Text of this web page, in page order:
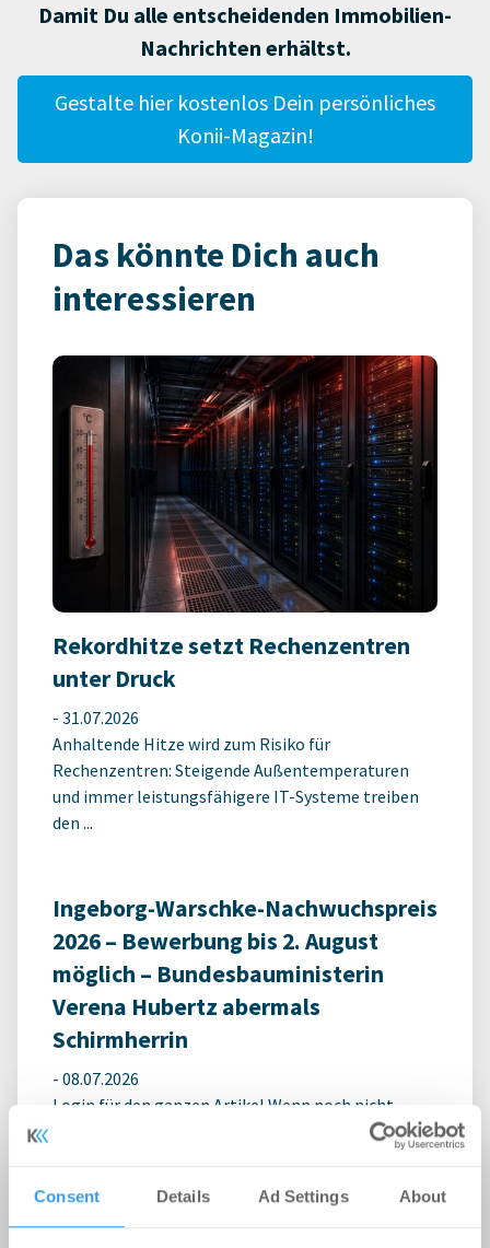
Consent Details Ad Settings About
Damit Du alle entscheidenden Immobilien-
Nachrichten erhältst.
Gestalte hier kostenlos Dein persönliches
Konii-Magazin!
Das könnte Dich auch
interessieren
Rekordhitze setzt Rechenzentren
unter Druck
- 31.07.2026
Anhaltende Hitze wird zum Risiko für
Rechenzentren: Steigende Außentemperaturen
und immer leistungsfähigere IT-Systeme treiben
den ...
Ingeborg-Warschke-Nachwuchspreis
2026 – Bewerbung bis 2. August
möglich – Bundesbauministerin
Verena Hubertz abermals
Schirmherrin
- 08.07.2026
Login für den ganzen Artikel Wenn noch nicht